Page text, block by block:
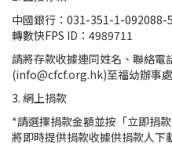
中國銀行：031-351-1-092088-
轉數快FPS ID：4989711
請將存款收據連同姓名、聯絡
(info@cfcf.org.hk)至福幼辦事處
3. 網上捐款
*請選擇捐款金額並按「立即捐
將即時提供捐款收據供捐款人下